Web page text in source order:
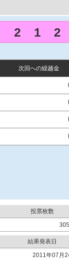
2 1 2
次回への繰越金
投票枚数
結果発表日
2011年07月